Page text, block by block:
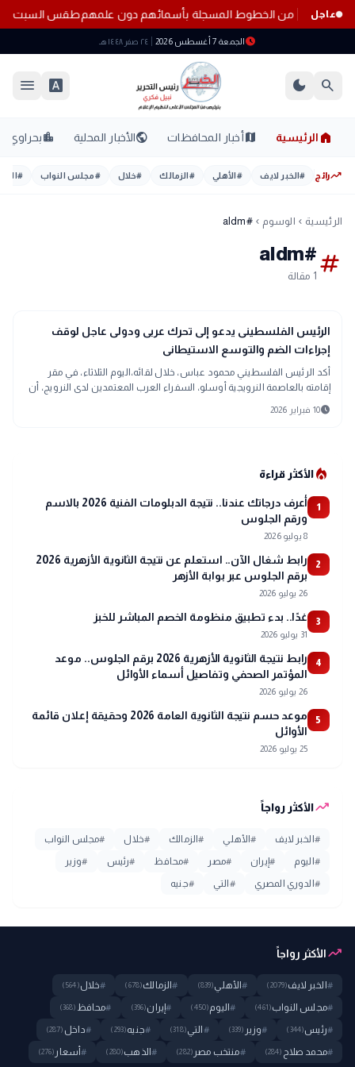
عاجل
المواطنين من الخطوط المسجلة بأسمائهم دون علمهمطقس السبت 8 أغسطس 2026.. حرارة مرتفعة ورطوبة عالية والأرصاد تحذر من أجواء شديدة الحرارة
scheduleالجمعة 7 أغسطس 2026 ٢٤ صفر ١٤٤٨ هـ
search
dark_mode
font_download
menu
home الرئيسية mapأخبار المحافظات publicالأخبار المحلية location_cityبحراوي
trending_upرائج #الخبر لايف #الأهلي #الزمالك #خلال #مجلس النواب #
الرئيسية chevron_left الوسوم chevron_left
#aldm
tag
#aldm
1 مقالة
language
اخبار عالمية
الرئيس الفلسطينى يدعو إلى تحرك عربى ودولى عاجل لوقف
إجراءات الضم والتوسع الاستيطانى
أكد الرئيس الفلسطيني محمود عباس، خلال لقائه،اليوم الثلاثاء، في مقر
إقامته بالعاصمة النرويجية أوسلو، السفراء العرب المعتمدين لدى النرويج، أن
القرار الأ
schedule10 فبراير 2026
local_fire_departmentالأكثر قراءة
1
أعرف درجاتك عندنا.. نتيجة الدبلومات الفنية 2026 بالاسم
ورقم الجلوس
8 يوليو 2026
2
رابط شغال الآن.. استعلم عن نتيجة الثانوية الأزهرية 2026
برقم الجلوس عبر بوابة الأزهر
26 يوليو 2026
3 غدًا.. بدء تطبيق منظومة الخصم المباشر للخبز
31 يوليو 2026
4
رابط نتيجة الثانوية الأزهرية 2026 برقم الجلوس.. موعد
المؤتمر الصحفي وتفاصيل أسماء الأوائل
26 يوليو 2026
5
موعد حسم نتيجة الثانوية العامة 2026 وحقيقة إعلان قائمة
الأوائل
25 يوليو 2026
trending_upالأكثر رواجاً
# الخبر لايف #الأهلي #الزمالك #خلال #مجلس النواب
# اليوم # إيران #مصر #محافظ #رئيس #وزير
# الدوري المصري # التي #جنيه
trending_upالأكثر رواجاً
# الخبر لايف(2079)
#الأهلي(839)
#الزمالك(678)
#خلال(564)
#مجلس النواب(461)
#اليوم(450)
#إيران(396)
#محافظ (368)
#رئيس(344)
#وزير (339)
# التي(318)
#جنيه(293)
#داخل (287)
#محمد صلاح (284)
#منتخب مصر (282)
#الذهب(280)
#أسعار (276)